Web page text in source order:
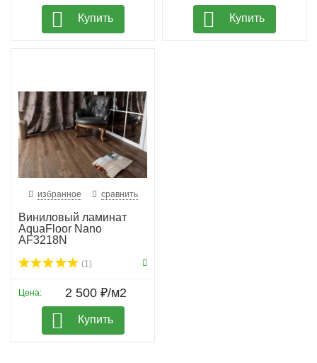
Купить Купить
избранное сравнить
Виниловый ламинат
AquaFloor Nano
AF3218N
(1)
Цена: 2 500 ₽/м2
Купить